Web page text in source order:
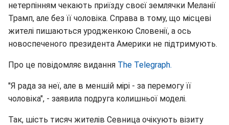
нетерпінням чекають приїзду своєї землячки Меланії
Трамп, але без її чоловіка. Справа в тому, що місцеві
жителі пишаються уродженкою Словенії, а ось
новоспеченого президента Америки не підтримують.
Про це повідомляє видання The Telegraph.
"Я рада за неї, але в меншій мірі - за перемогу її
чоловіка", - заявила подруга колишньої моделі.
Так, шість тисяч жителів Севница очікують візиту